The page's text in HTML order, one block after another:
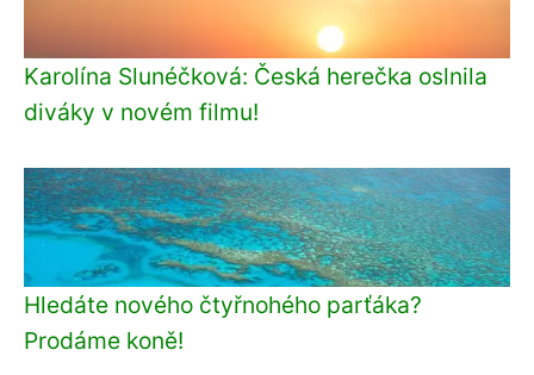
Karolína Slunéčková: Česká herečka oslnila
diváky v novém filmu!
Hledáte nového čtyřnohého parťáka?
Prodáme koně!